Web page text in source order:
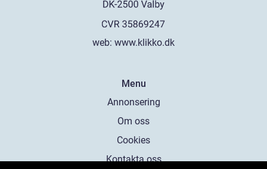
web: www.klikko.dk
Menu
Annonsering
Om oss
Cookies
Kontakta oss